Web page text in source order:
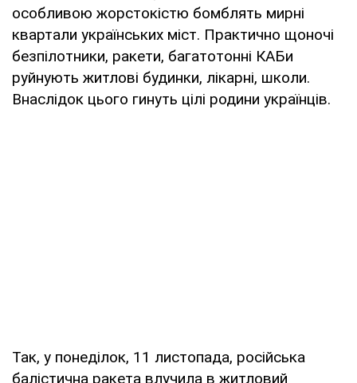
особливою жорстокістю бомблять мирні
квартали українських міст. Практично щоночі
безпілотники, ракети, багатотонні КАБи
руйнують житлові будинки, лікарні, школи.
Внаслідок цього гинуть цілі родини українців.
Так, у понеділок, 11 листопада, російська
балістична ракета влучила в житловий